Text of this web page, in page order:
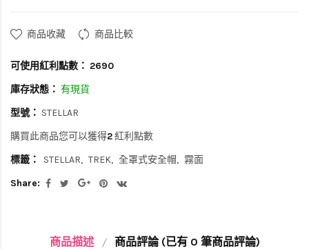
商品收藏 商品比較
可使用紅利點數： 2690
庫存狀態： 有現貨
型號： STELLAR
購買此商品您可以獲得2紅利點數
標籤：
STELLAR TREK 全罩式安全帽
霧面
Share:
商品描述 商品評論 (已有 0 筆商品評論)